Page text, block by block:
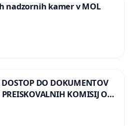
nadzornih kamer v MOL
DO DOKUMENTOV
KOMISIJ O
OROŽJEM